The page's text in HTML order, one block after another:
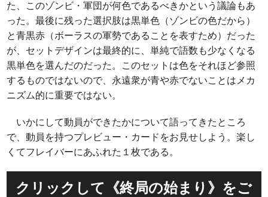
た、このゾンビ・軍団が何色であるべきかという議論もあ
った。最後に残った選択肢は黒単色（ゾンビの色だから）
と青黒赤（ボーラスの軍勢であることを表すため）だった
が、セットデザインは最終的に、単純で語数も少なくなる
黒単色を選んだのだった。このセットは色をそれほど参照
するものではないので、永遠衆が青や赤でないことはメカ
ニズム的に重要ではない。
いかにして動員ができたかについて語ってきたところ
で、動員を持つプレビュー・カードをお見せしよう。楽し
くてフレイバーにあふれた１枚である。
クリックして《終局の始まり》をご